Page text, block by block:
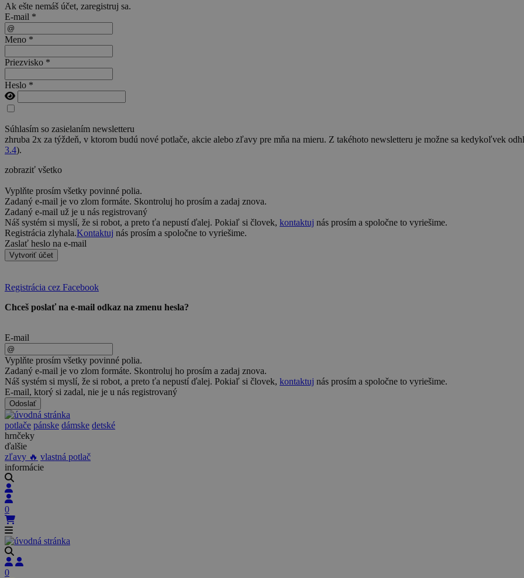
Ak ešte nemáš účet, zaregistruj sa.
E-mail *
Meno *
Priezvisko *
Heslo *
Súhlasím so zasielaním newsletteru
zhruba 2x za týždeň, v ktorom budú nové potlače, akcie alebo zľavy pre mňa na mieru. Z takéhoto newsletteru je možne sa kedykoľvek
3.4).
zobraziť všetko
Vyplňte prosím všetky povinné polia.
Zadaný e-mail je vo zlom formáte. Skontroluj ho prosím a zadaj znova.
Zadaný e-mail už je u nás registrovaný
Náš systém si myslí, že si robot, a preto ťa nepustí ďalej. Pokiaľ si človek, kontaktuj nás prosím a spoločne to vyriešime.
Registrácia zlyhala.Kontaktuj nás prosím a spoločne to vyriešime.
Zaslať heslo na e-mail
Vytvoriť účet
Registrácia cez Facebook
Chceš poslať na e-mail odkaz na zmenu hesla?
E-mail
Vyplňte prosím všetky povinné polia.
Zadaný e-mail je vo zlom formáte. Skontroluj ho prosím a zadaj znova.
Náš systém si myslí, že si robot, a preto ťa nepustí ďalej. Pokiaľ si človek, kontaktuj nás prosím a spoločne to vyriešime.
E-mail, ktorý si zadal, nie je u nás registrovaný
Odoslať
potlače pánske dámske detské
hrnčeky
ďalšie
zľavy 🔥 vlastná potlač
informácie
0
0